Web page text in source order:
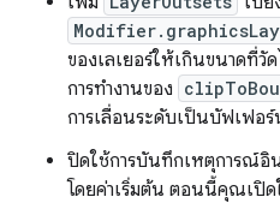
ของเลเยอร์ให้เกินขนาดที่
การทำงานของ
การเลื่อนระดับเป็นบัฟเฟอ
ปิดใช้การบันทึกเหตุการณ์อิ
โดยค่าเริ่มต้น ตอนนี้คุณเปิด